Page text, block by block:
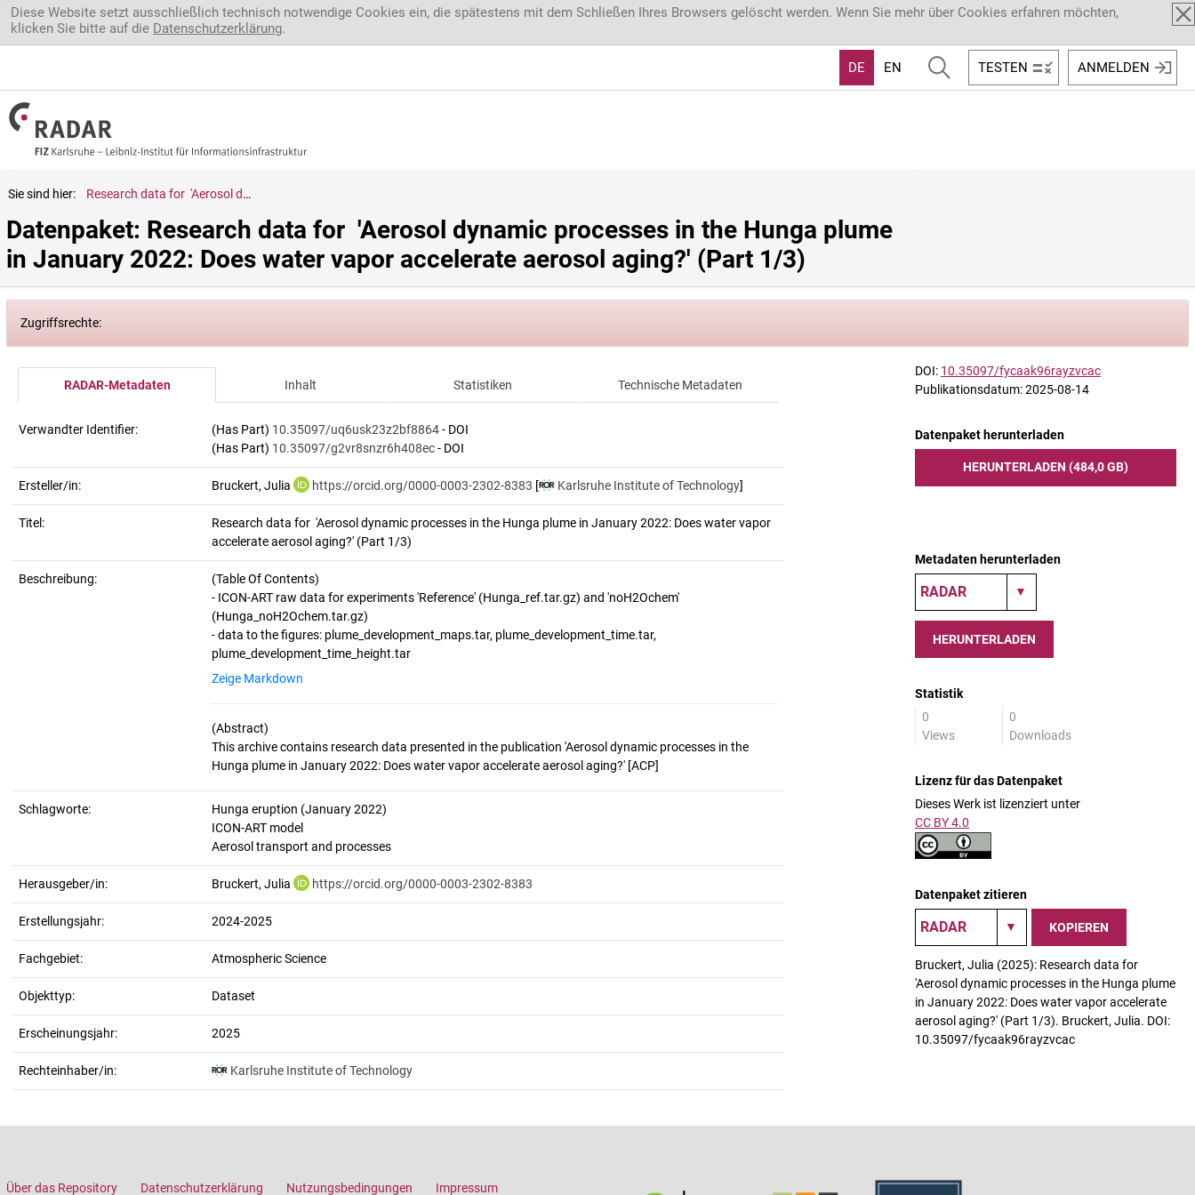
Direkt zum Inhalt
Diese Website setzt ausschließlich technisch notwendige Cookies ein, die spätestens mit dem Schließen Ihres Browsers gelöscht werden. Wenn Sie mehr über Cookies erfahren möchten,
klicken Sie bitte auf die Datenschutzerklärung.
DE EN TESTEN ANMELDEN
Sie sind hier: Research data for  'Aerosol dynamic processes in the Hunga plume in January 2022: Does water vapor accelerate aerosol aging?' (Part 1/3)
Datenpaket: Research data for  'Aerosol dynamic processes in the Hunga plume
in January 2022: Does water vapor accelerate aerosol aging?' (Part 1/3)
Zugriffsrechte:
RADAR-Metadaten Inhalt Statistiken Technische Metadaten
Verwandter Identifier: (Has Part) 10.35097/uq6usk23z2bf8864- DOI
(Has Part) 10.35097/g2vr8snzr6h408ec- DOI
Ersteller/in: Bruckert, Julia https://orcid.org/0000-0003-2302-8383 [ Karlsruhe Institute of Technology]
Titel:
Research data for  'Aerosol dynamic processes in the Hunga plume in January 2022: Does water vapor
accelerate aerosol aging?' (Part 1/3)
Beschreibung:
(Table Of Contents)
- ICON-ART raw data for experiments 'Reference' (Hunga_ref.tar.gz) and 'noH2Ochem'
(Hunga_noH2Ochem.tar.gz)
- data to the figures: plume_development_maps.tar, plume_development_time.tar,
Zeige Markdown
(Abstract)
This archive contains research data presented in the publication 'Aerosol dynamic processes in the
Schlagworte:
Hunga eruption (January 2022)
ICON-ART model
Aerosol transport and processes
Herausgeber/in: Bruckert, Julia https://orcid.org/0000-0003-2302-8383
Erstellungsjahr: 2024-2025
Fachgebiet: Atmospheric Science
Objekttyp: Dataset
Erscheinungsjahr: 2025
Rechteinhaber/in: Karlsruhe Institute of Technology
DOI: 10.35097/fycaak96rayzvcac
Publikationsdatum: 2025-08-14
Datenpaket herunterladen
HERUNTERLADEN (484,0 GB)
Metadaten herunterladen
HERUNTERLADEN
Statistik
0
Views
0
Downloads
Lizenz für das Datenpaket
Dieses Werk ist lizenziert unter
CC BY 4.0
Datenpaket zitieren
KOPIEREN
Bruckert, Julia (2025): Research data for
'Aerosol dynamic processes in the Hunga plume
in January 2022: Does water vapor accelerate
aerosol aging?' (Part 1/3). Bruckert, Julia. DOI:
10.35097/fycaak96rayzvcac
Über das Repository Datenschutzerklärung Nutzungsbedingungen Impressum